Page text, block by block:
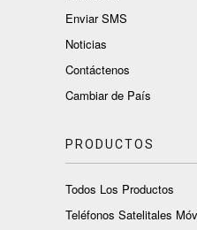
Enviar SMS
Noticias
Contáctenos
Cambiar de País
PRODUCTOS
Todos Los Productos
Teléfonos Satelitales